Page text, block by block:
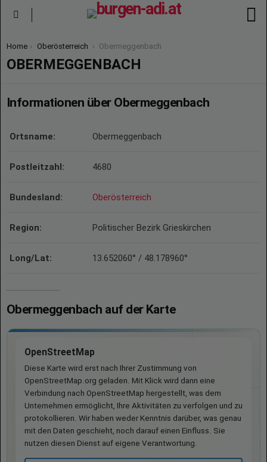
You are here:
Home Oberösterreich Obermeggenbach
OBERMEGGENBACH
Informationen über Obermeggenbach
Ortsname: Obermeggenbach
Postleitzahl: 4680
Bundesland: Oberösterreich
Region: Politischer Bezirk Grieskirchen
Long/Lat: 13.652060° / 48.178960°
Obermeggenbach auf der Karte
OpenStreetMap
Diese Karte wird erst nach Ihrer Zustimmung von
OpenStreetMap.org geladen. Mit Klick wird dann eine
Verbindung nach OpenStreetMap hergestellt, was dem
Unternehmen ermöglicht, Ihre Aktivitäten zu verfolgen und zu
protokollieren. Wir haben weder Kenntnis darüber, was genau
mit den Daten geschieht, noch darauf einen Einfluss. Sie
nutzen diesen Dienst auf eigene Verantwortung.